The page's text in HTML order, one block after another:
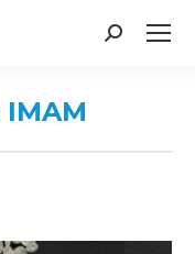
Search:
IMAM